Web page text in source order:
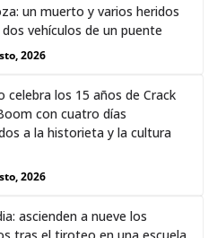
un muerto y varios heridos
vehículos de un puente
2026
celebra los 15 años de Crack
con cuatro días
a la historieta y la cultura
2026
ascienden a nueve los